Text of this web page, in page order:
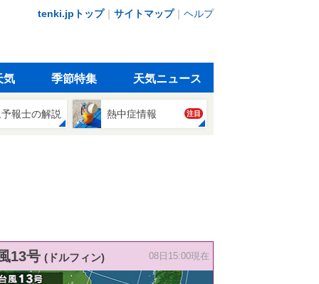
tenki.jpトップ｜ サイトマップ｜ ヘルプ
気 季節特集 天気ニュース
報士の解説 熱中症情報 注目
13号 (ドルフィン) 08日15:00現在